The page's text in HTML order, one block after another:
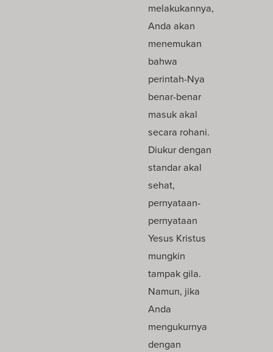
melakukannya,
Anda akan
menemukan
bahwa
perintah-Nya
benar-benar
masuk akal
secara rohani.
Diukur dengan
standar akal
sehat,
pernyataan-
pernyataan
Yesus Kristus
mungkin
tampak gila.
Namun, jika
Anda
mengukurnya
dengan